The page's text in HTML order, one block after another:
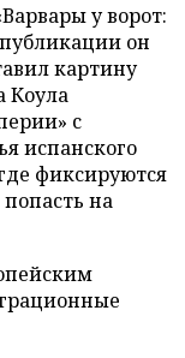
у ворот:
он
картину
Коула
с
испанского
фиксируются
на